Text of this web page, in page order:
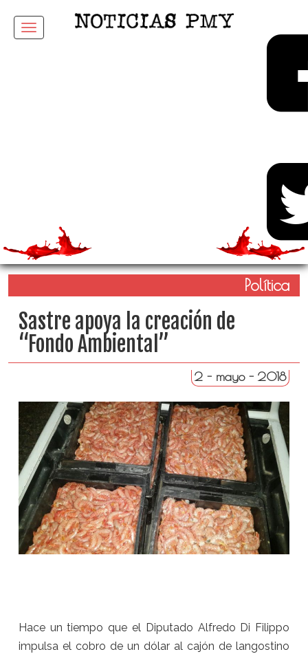
Menu
Política
Sastre apoya la creación de
“Fondo Ambiental”
2 - mayo - 2018
Hace un tiempo que el Diputado Alfredo Di Filippo
impulsa el cobro de un dólar al cajón de langostino